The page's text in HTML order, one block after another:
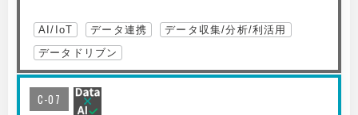
AI/IoT データ連携
データ収集/分析/利活用
データドリブン
C-07